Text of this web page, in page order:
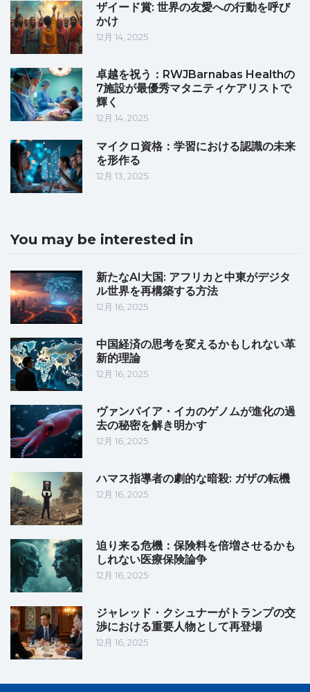
ザイード賞: 世界の友愛への行動を呼び
かけ
12月 14, 2025
卓越を祝う：RWJBarnabas Healthの
7施設が最優秀マタニティケアリストで
輝く
12月 14, 2025
マイクロ資格：学習における認識の未来
を形作る
12月 13, 2025
You may be interested in
新たなAI大国: アフリカと中東がデジタ
ル世界を再構築する方法
12月 16, 2025
中国経済の思考を変えるかもしれない革
新的理論
12月 16, 2025
ヴァンパイア・イカのゲノムが進化の過
去の秘密を解き明かす
12月 16, 2025
ハマス指導者の劇的な暗殺: ガザの転機
12月 16, 2025
迫り来る危機：保険料を倍増させるかも
しれない医療保険論争
12月 16, 2025
ジャレッド・クシュナーがトランプの交
渉における重要人物として再登場
12月 16, 2025